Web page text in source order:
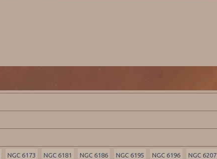
NGC 6173 NGC 6181 NGC 6186 NGC 6195 NGC 6196 NGC 6207